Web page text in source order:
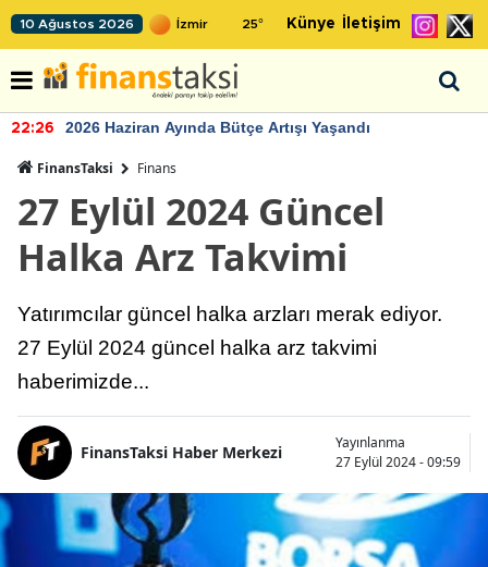
10 Ağustos 2026 25° Künye İletişim
22:26 2026 Haziran Ayında Bütçe Artışı Yaşandı
FinansTaksi Finans
27 Eylül 2024 Güncel
Halka Arz Takvimi
Yatırımcılar güncel halka arzları merak ediyor.
27 Eylül 2024 güncel halka arz takvimi
haberimizde...
FinansTaksi Haber Merkezi
Yayınlanma
27 Eylül 2024 - 09:59